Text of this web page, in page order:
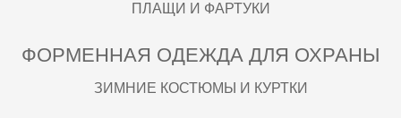
ПЛАЩИ И ФАРТУКИ
ФОРМЕННАЯ ОДЕЖДА ДЛЯ ОХРАНЫ
ЗИМНИЕ КОСТЮМЫ И КУРТКИ